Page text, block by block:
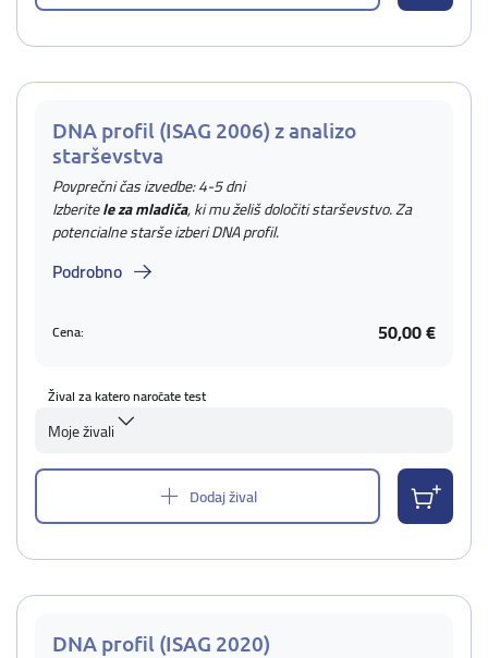
DNA profil (ISAG 2006) z analizo
starševstva
Povprečni čas izvedbe: 4-5 dni
Izberitele za mladiča, ki mu želiš določiti starševstvo. Za
potencialne starše izberi DNA profil.
Podrobno
Cena: 50,00 €
Žival za katero naročate test
Moje živali
Dodaj žival
DNA profil (ISAG 2020)